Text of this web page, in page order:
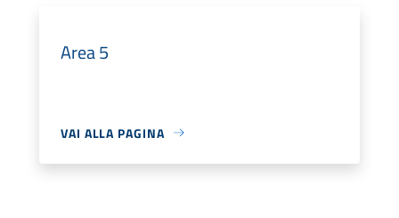
Area 5
VAI ALLA PAGINA